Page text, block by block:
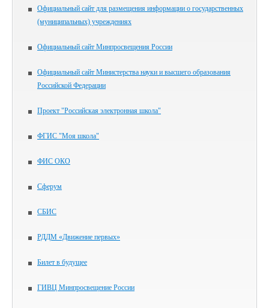
Официальный сайт для размещения информации о государственных
(муниципальных) учреждениях
Официальный сайт Минпросвещения России
Официальный сайт Министерства науки и высшего образования
Российской Федерации
Проект "Российская электронная школа"
ФГИС "Моя школа"
ФИС ОКО
Сферум
СБИС
РДДМ «Движение первых»
Билет в будущее
ГИВЦ Минпросвещение России